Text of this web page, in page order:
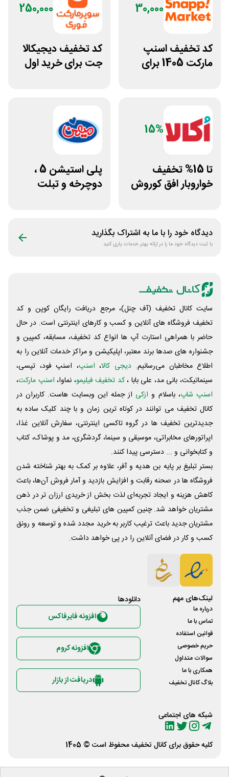
30,000
کد تخفیف اسنپ
مارکت 1405 برای
250,000
کد تخفیف دیجیکالا
جت برای خرید اول
15%
تا 15% تخفیف
خواروبار افق کوروش
پلی استیشن 5 ،
دوچرخه و تبلت
دیدگاه خود را با ما به اشتراک بگذارید
با ثبت دیدگاه خود ما را در ارائه بهتر خدمات یاری کنید
سایت کانال تخفیف (آف چنل)، مرجع دریافت رایگان کوپن و کد
تخفیف فروشگاه های آنلاین و کسب و‌ کارهای اینترنتی است. در حال
حاضر با همراهی استارت آپ ها انواع کد تخفیف، مسابقه، کمپین و
جشنواره های صدها برند معتبر، اپلیکیشن و مراکز خدمات آنلاین را به
اطلاع مخاطبان می‌رسانیم. دیجی کالا، اسنپ، اسنپ فود، تپسی،
سینماتیکت، بانی مد، علی‌ بابا ،کد تخفیف فیلیمو، نماوا، اسنپ مارکت،
اسنپ شاپ، باسلام و ازکی از جمله این وبسایت ‌هاست. کاربران در
کانال تخفیف می توانند در کوتاه ترین زمان و با چند کلیک ساده به
جدیدترین تخفیف ها در گروه تاکسی اینترنتی، سفارش آنلاین غذا،
اپراتورهای مخابراتی، موسیقی و سینما، گردشگری، مد و پوشاک، کتاب
و کتابخوانی و ... دسترسی پیدا کنند.
بستر تبلیغ بر پایه بن هدیه و آفر، علاوه بر کمک به بهتر شناخته شدن
فروشگاه ها در صحنه رقابت و افزایش بازدید و آمار فروش آن‌ها، باعث
کاهش هزینه و ایجاد تجربه‌ای لذت بخش از خریدی ارزان تر در ذهن
مشتریان خواهد شد. چنین کمپین های تبلیغی و تخفیفی ضمن جذب
مشتریان جدید باعث ترغیب کاربر به خرید مجدد شده و توسعه و رونق
کسب و کار در فضای آنلاین را در پی خواهد داشت.
لینک‌های مهم
درباره ما
تماس با ما
قوانین استفاده
حریم خصوصی
سوالات متداول
همکاری با ما
بلاگ کانال تخفیف
شبکه های اجتماعی
دانلود‌ها
افزونه فایرفاکس
افزونه کروم
دریافت از بازار
کلیه حقوق برای کانال تخفیفمحفوظ است © 1405